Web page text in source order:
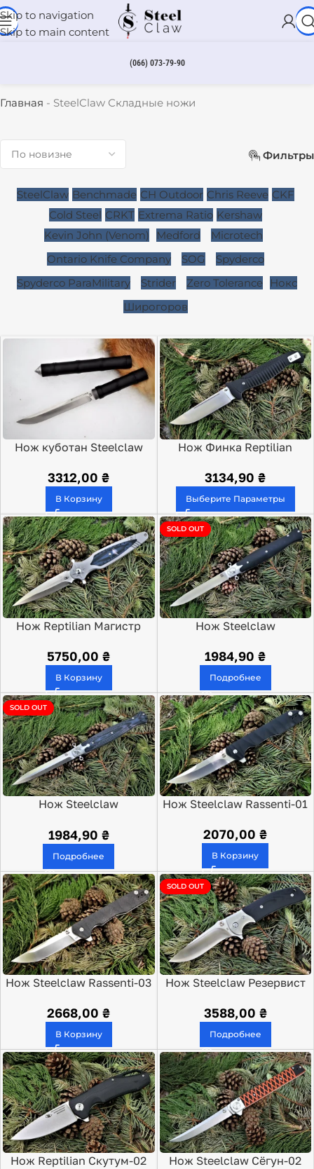
Skip to navigation
Skip to main content
(066) 073-79-90
SteelClaw Складные ножи
Главная - SteelClaw Складные ножи
Фильтры
SteelClaw Benchmade CH Outdoor Chris Reeve CKF
Cold Steel CRKT Extrema Ratio Kershaw
Kevin John (Venom)
Medford
Microtech
Ontario Knife Company
SOG
Spyderco
Spyderco ParaMilitary
Strider Zero Tolerance
Нокс
Широгоров
Нож куботан Steelclaw
3312,00₴
В Корзину
Нож Финка Reptilian
3134,90₴
Выберите Параметры
Нож Reptilian Магистр
5750,00₴
В Корзину
SOLD OUT
Нож Steelclaw
1984,90₴
Подробнее
SOLD OUT
Нож Steelclaw
1984,90 ₴
Подробнее
Нож Steelclaw Rassenti-01
2070,00₴
В Корзину
Нож Steelclaw Rassenti-03
2668,00₴
В Корзину
SOLD OUT
Нож Steelclaw Резервист
3588,00 ₴
Подробнее
Нож Reptilian Скутум-02 Нож Steelclaw Сёгун-02